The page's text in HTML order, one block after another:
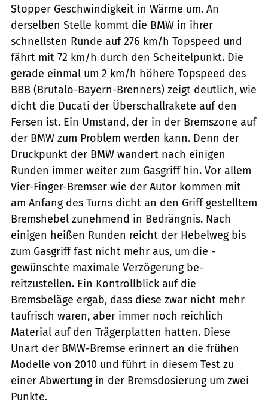
Stopper Geschwindigkeit in Wärme um. An
derselben Stelle kommt die BMW in ihrer
schnellsten Runde auf 276 km/h Topspeed und
fährt mit 72 km/h durch den Scheitelpunkt. Die
gerade einmal um 2 km/h höhere Topspeed des
BBB (Brutalo-Bayern-Brenners) zeigt deutlich, wie
dicht die Ducati der Überschallrakete auf den
Fersen ist. Ein Umstand, der in der Bremszone auf
der BMW zum Problem werden kann. Denn der
Druckpunkt der BMW wandert nach einigen
Runden immer weiter zum Gasgriff hin. Vor allem
Vier-Finger-Bremser wie der Autor kommen mit
am Anfang des Turns dicht an den Griff gestelltem
Bremshebel zunehmend in Bedrängnis. Nach
einigen heißen Runden reicht der Hebelweg bis
zum Gasgriff fast nicht mehr aus, um die -
gewünschte maximale Verzögerung be-
reitzustellen. Ein Kontrollblick auf die
Bremsbeläge ergab, dass diese zwar nicht mehr
taufrisch waren, aber immer noch reichlich
Material auf den Trägerplatten hatten. Diese
Unart der BMW-Bremse erinnert an die frühen
Modelle von 2010 und führt in diesem Test zu
einer Abwertung in der Bremsdosierung um zwei
Punkte.